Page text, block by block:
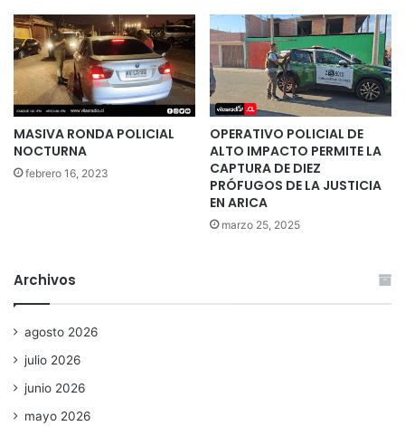
MASIVA RONDA POLICIAL
NOCTURNA
febrero 16, 2023
OPERATIVO POLICIAL DE
ALTO IMPACTO PERMITE LA
CAPTURA DE DIEZ
PRÓFUGOS DE LA JUSTICIA
EN ARICA
marzo 25, 2025
Archivos
agosto 2026
julio 2026
junio 2026
mayo 2026